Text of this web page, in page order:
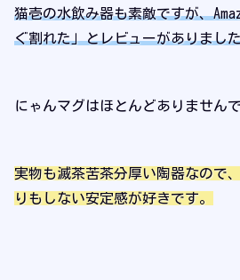
猫壱の水飲み器も素敵ですが、
ぐ割れた」とレビューがありまし
にゃんマグはほとんどありませんで
実物も滅茶苦茶分厚い陶器なので
りもしない安定感が好きです。